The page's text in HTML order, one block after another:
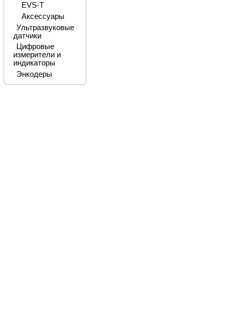
EVS-T
Аксессуары
Ультразвуковые
датчики
Цифровые
измерители и
индикаторы
Энкодеры